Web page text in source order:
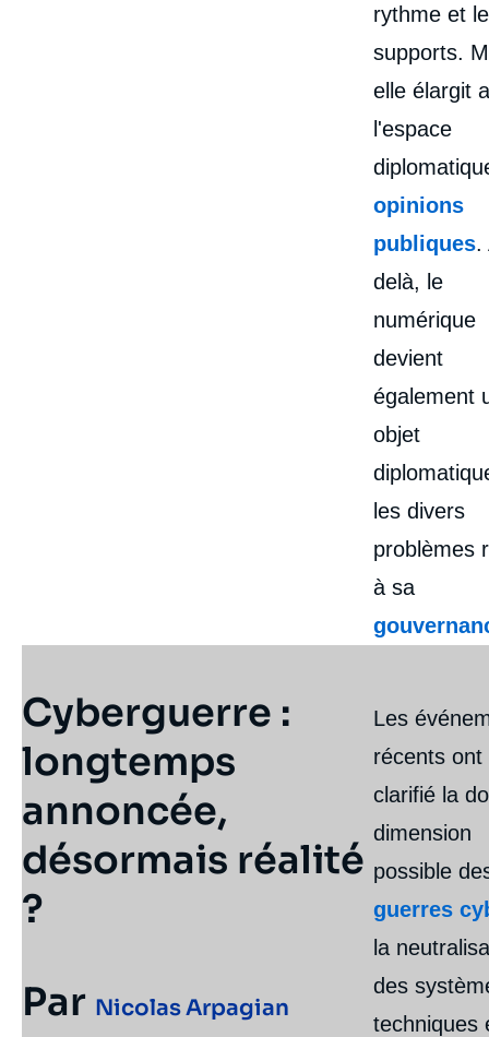
rythme et
supports.
elle élargit
l'espace
opinions
publiques.
delà, le
numérique
devient
également
objet
les divers
problèmes
à sa
Cyberguerre :
longtemps
annoncée,
désormais réalité
?
Par Nicolas Arpagian
Les
récents ont
clarifié la
dimension
possible
guerres
la
des
techniques